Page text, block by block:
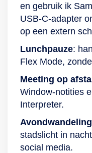
en gebruik ik
USB‑C‑adapter
op een extern
Lunchpauze:
Flex Mode,
Meeting op
Window‑notities
Interpreter.
Avondwandeling
stadslicht in
social media.